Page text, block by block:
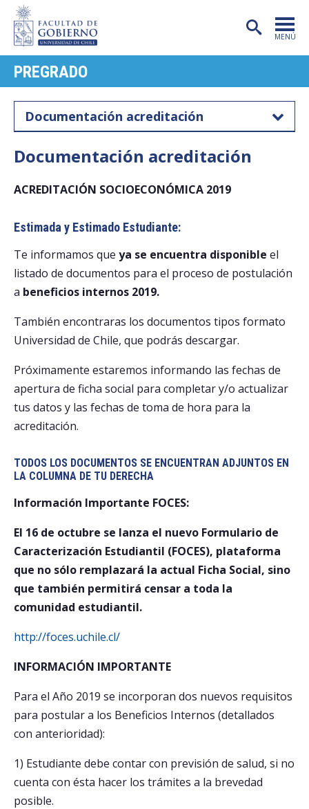
MENÚ
FACULTAD
CARRERAS
POSTGRADO
INVESTIGACIÓN
EXTENSIÓN
PUBLICACIONES
CENTROS
Postulantes
Estudiantes
Académicos
PREGRADO
Documentación acreditación
Documentación acreditación
ACREDITACIÓN SOCIOECONÓMICA 2019
Estimada y Estimado Estudiante:
Te informamos que ya se encuentra disponible el
listado de documentos para el proceso de postulación
a beneficios internos 2019.
También encontraras los documentos tipos formato
Universidad de Chile, que podrás descargar.
Próximamente estaremos informando las fechas de
apertura de ficha social para completar y/o actualizar
tus datos y las fechas de toma de hora para la
acreditación.
TODOS LOS DOCUMENTOS SE ENCUENTRAN ADJUNTOS EN
LA COLUMNA DE TU DERECHA
Información Importante FOCES:
El 16 de octubre se lanza el nuevo Formulario de
Caracterización Estudiantil (FOCES), plataforma
que no sólo remplazará la actual Ficha Social, sino
que también permitirá censar a toda la
comunidad estudiantil.
http://foces.uchile.cl/
INFORMACIÓN IMPORTANTE
Para el Año 2019 se incorporan dos nuevos requisitos
para postular a los Beneficios Internos (detallados
con anterioridad):
1) Estudiante debe contar con previsión de salud, si no
cuenta con ésta hacer los trámites a la brevedad
posible.